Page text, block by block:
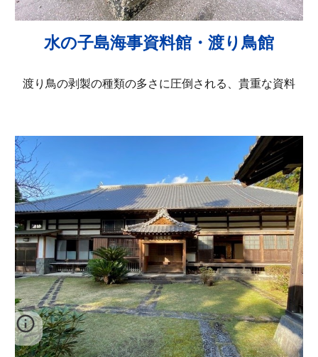
水の子島海事資料館・渡り鳥館
渡り鳥の剥製の種類の多さに圧倒される、貴重な資料